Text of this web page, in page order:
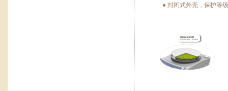
● 封闭式外壳，保护等